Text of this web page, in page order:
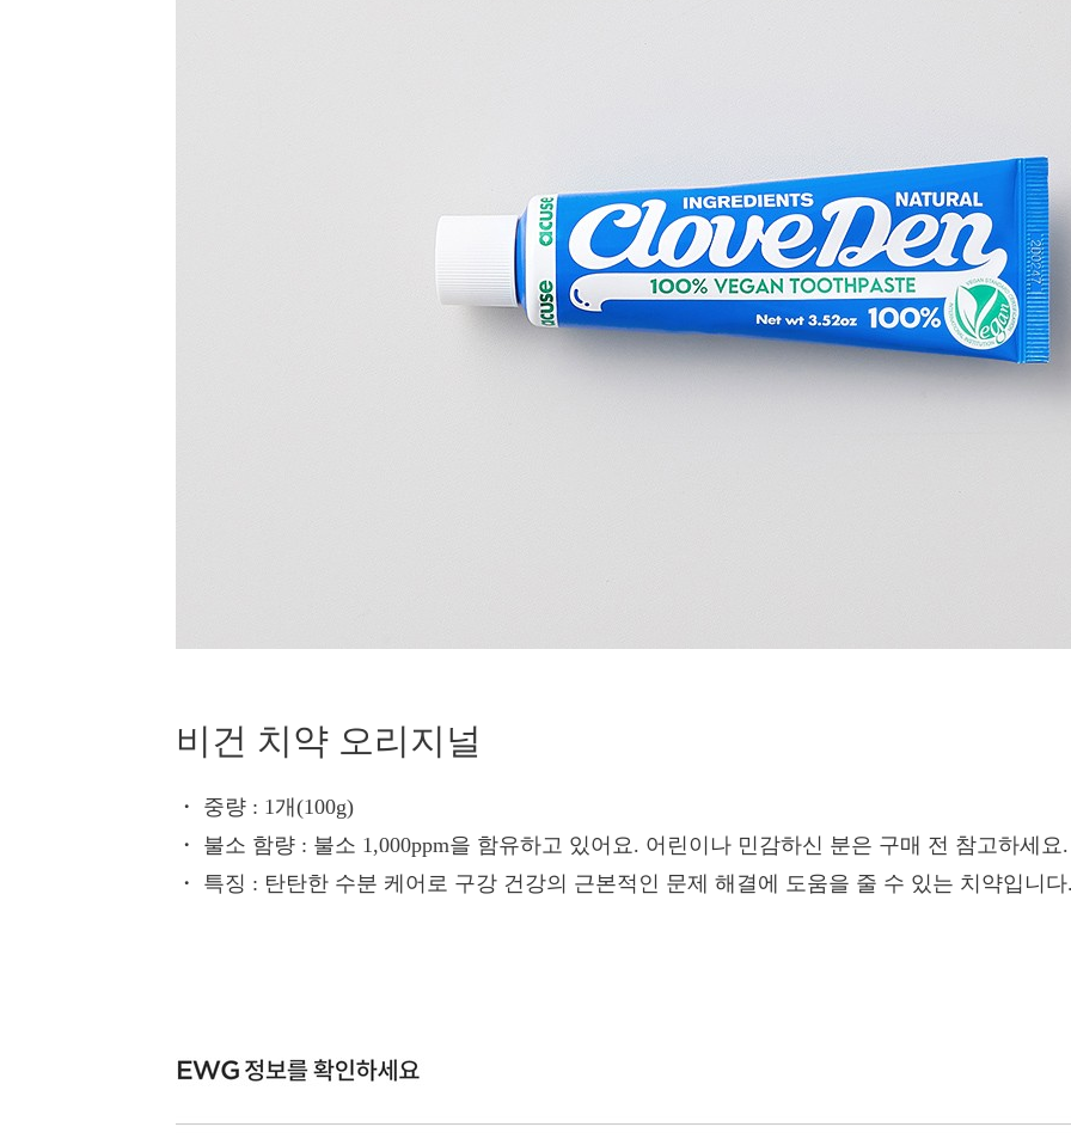
비건 치약 오리지널
・ 중량 : 1개(100g)
・ 불소 함량 : 불소 1,000ppm을 함유하고 있어요. 어린이나 민감하신 분은 구매 전 참고하세요.
・ 특징 : 탄탄한 수분 케어로 구강 건강의 근본적인 문제 해결에 도움을 줄 수 있는 치약입니